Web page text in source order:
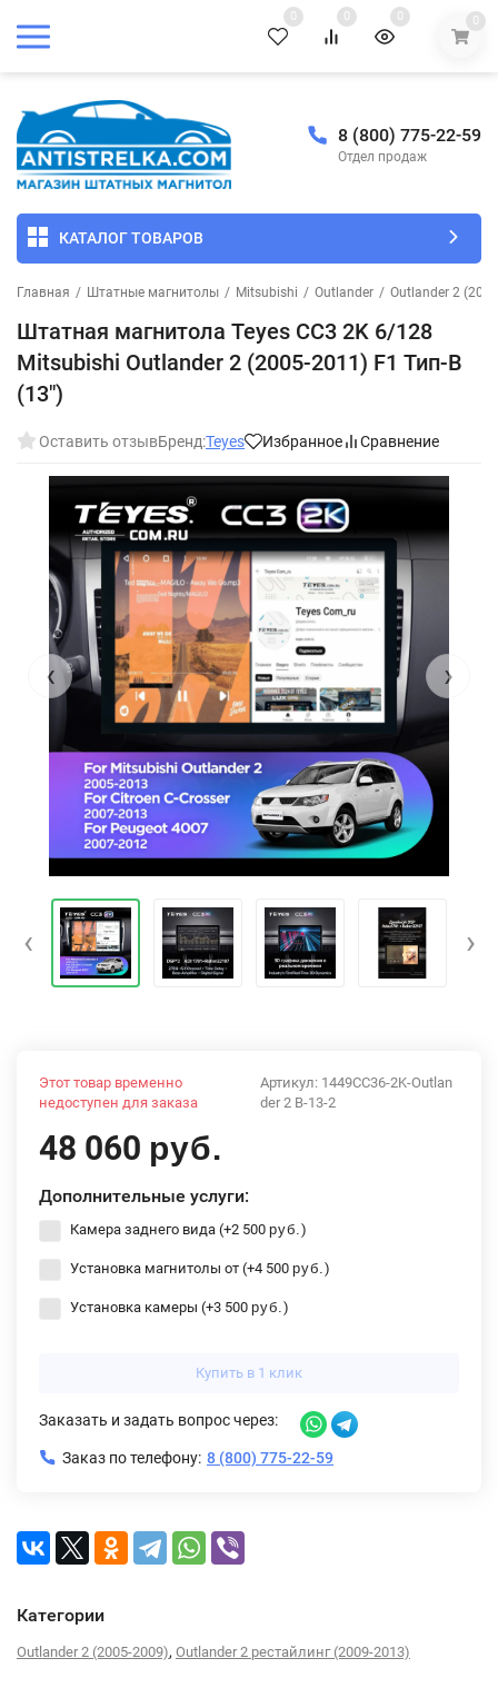
0 0 0 0
8 (800) 775-22-59
Отдел продаж
КАТАЛОГ ТОВАРОВ
Главная / Штатные магнитолы / Mitsubishi / Outlander / Outlander 2
Штатная магнитола Teyes CC3 2K 6/128
Mitsubishi Outlander 2 (2005-2011) F1 Тип-B
(13")
Оставить отзывБренд:Teyes Избранное Сравнение
‹ ›
‹ ›
Артикул: 1449CC36-2K-Outlan
der 2 B-13-2
Этот товар временно
недоступен для заказа
48 060 руб.
Дополнительные услуги:
Камера заднего вида (+2 500 руб. )
Установка магнитолы от (+4 500 руб. )
Установка камеры (+3 500 руб. )
Купить в 1 клик
Заказать и задать вопрос через:
Заказ по телефону: 8 (800) 775-22-59
Категории
Outlander 2 (2005-2009), Outlander 2 рестайлинг (2009-2013)